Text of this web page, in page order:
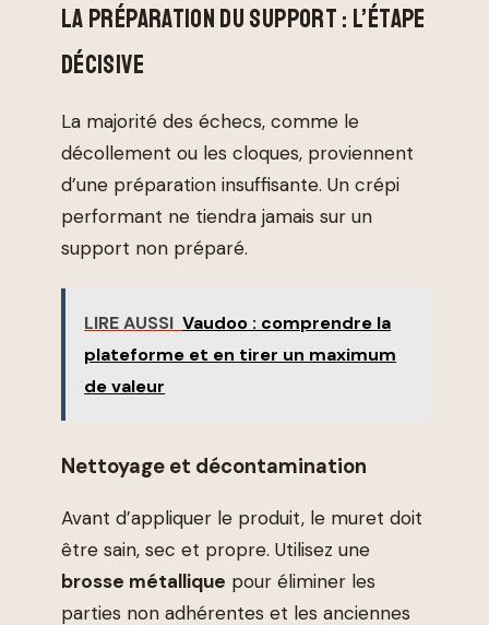
LA PRÉPARATION DU SUPPORT : L’ÉTAPE
DÉCISIVE
La majorité des échecs, comme le
décollement ou les cloques, proviennent
d’une préparation insuffisante. Un crépi
performant ne tiendra jamais sur un
support non préparé.
LIRE AUSSI Vaudoo : comprendre la
plateforme et en tirer un maximum
de valeur
Nettoyage et décontamination
Avant d’appliquer le produit, le muret doit
être sain, sec et propre. Utilisez une
brosse métallique pour éliminer les
parties non adhérentes et les anciennes